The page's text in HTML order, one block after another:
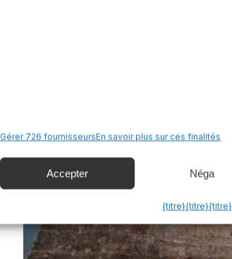
Gérer 726 fournisseursEn savoir plus sur ces finalités
Accepter Néga
{titre}{titre}{titre}